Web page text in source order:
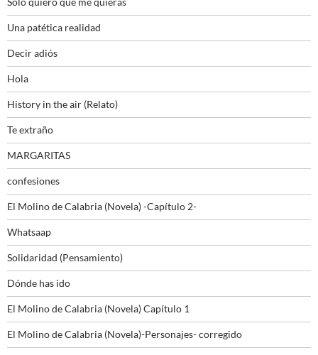
Una patética realidad
Decir adiós
Hola
History in the air (Relato)
Te extraño
MARGARITAS
confesiones
El Molino de Calabria (Novela) -Capítulo 2-
Whatsaap
Solidaridad (Pensamiento)
Dónde has ido
El Molino de Calabria (Novela) Capítulo 1
El Molino de Calabria (Novela)-Personajes- corregido